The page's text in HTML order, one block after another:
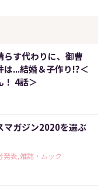
らす代わりに、御曹
...結婚＆子作り!?＜
！ 4話＞
マガジン2020を選ぶ
発表,雑誌・ムック